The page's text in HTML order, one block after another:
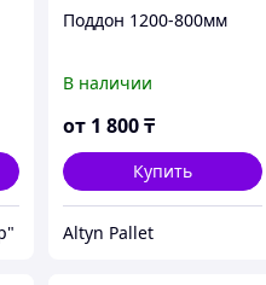
Поддон 1200-800мм
В наличии
от 1 800₸
Купить
Altyn Pallet